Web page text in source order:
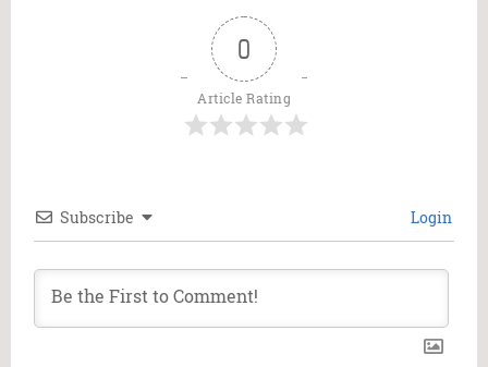
0
Article Rating
Subscribe Login